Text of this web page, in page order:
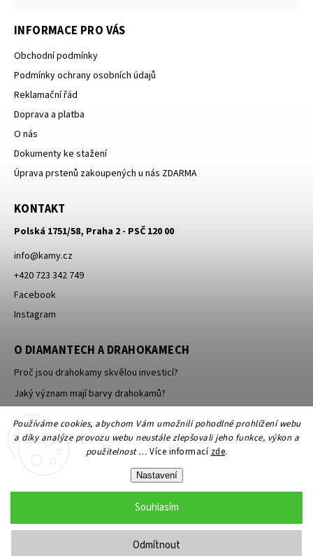
Používáme cookies, abychom Vám umožnili pohodlné prohlížení webu
a díky analýze provozu webu neustále zlepšovali jeho funkce, výkon a
použitelnost … Více informací zde.
Nastavení
Odmítnout
Souhlasím
INFORMACE PRO VÁS
Obchodní podmínky
Podmínky ochrany osobních údajů
Reklamační řád
Doprava a platba
O nás
Dokumenty ke stažení
Úprava prstenů zakoupených u nás ZDARMA
KONTAKT
Polská 1751/58, Praha 2 - PSČ 120 00
info@kamy.cz
+420 723 342 749
Facebook
Instagram
O DIAMANTECH A DRAHOKAMECH
Proč jsou drahokamy skvělou investicí?
Jaký význam mají barvy drahokamů?
práva vyhrazena.
Grafický návrh vytvořil a nakódoval